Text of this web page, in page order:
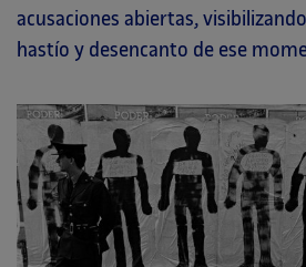
acusaciones abiertas,
hastío y desencanto de ese